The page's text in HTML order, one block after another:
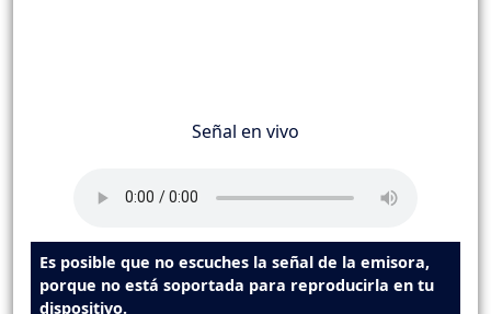
Señal en vivo
Es posible que no escuches la señal de la emisora,
porque no está soportada para reproducirla en tu
dispositivo.